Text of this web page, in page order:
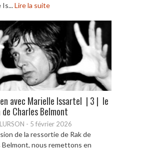
Is...Lire la suite
avec Marielle Issartel | 3 | le
de Charles Belmont
- 5 février 2026
de la ressortie de Rak de
Belmont, nous remettons en